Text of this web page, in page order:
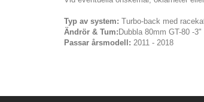
Typ av system: Turbo-back med
Ändrör & Tum: Dubbla 80mm GT-80 -3"
Passar årsmodell: 2011 - 2018